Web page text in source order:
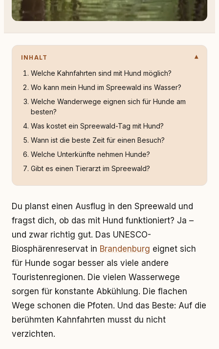
INHALT
Welche Kahnfahrten sind mit Hund möglich?
Wo kann mein Hund im Spreewald ins Wasser?
Welche Wanderwege eignen sich für Hunde am
besten?
Was kostet ein Spreewald-Tag mit Hund?
Wann ist die beste Zeit für einen Besuch?
Welche Unterkünfte nehmen Hunde?
Gibt es einen Tierarzt im Spreewald?
Du planst einen Ausflug in den Spreewald und
fragst dich, ob das mit Hund funktioniert? Ja –
und zwar richtig gut. Das UNESCO-
Biosphärenreservat in Brandenburg eignet sich
für Hunde sogar besser als viele andere
Touristenregionen. Die vielen Wasserwege
sorgen für konstante Abkühlung. Die flachen
Wege schonen die Pfoten. Und das Beste: Auf die
berühmten Kahnfahrten musst du nicht
verzichten.